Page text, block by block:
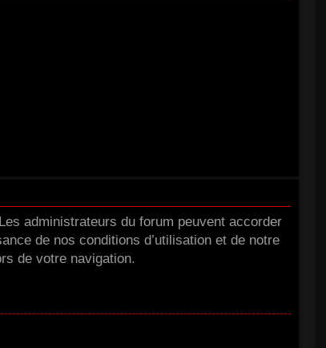
administrateurs du forum peuvent accorder
de nos conditions d’utilisation et de notre
de votre navigation.